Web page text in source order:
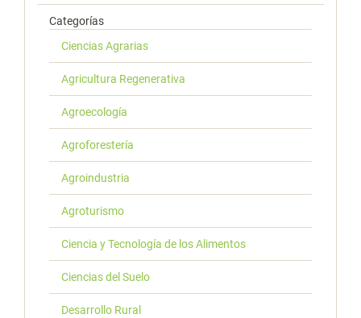
Categorías
Ciencias Agrarias
Agricultura Regenerativa
Agroecología
Agroforestería
Agroindustria
Agroturismo
Ciencia y Tecnología de los Alimentos
Ciencias del Suelo
Desarrollo Rural